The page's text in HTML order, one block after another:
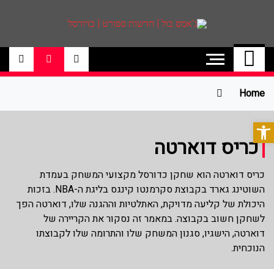
פתח סרגל נגישות
ג'אמפ בול | חדשות
ספורט | כדורסל
אתר גאמפ בול ישראל אתר חדשות ספורט
כדורסל האתר מסקר את ליגות הכדורסל
הטובות בעולם ליגת הנבא, ליגת העל
בכדורסל , יורוליג, ועוד. לפרטים היכנסו לאתר
Home
כריס דוארטה
כריס דוארטה הוא שחקן כדורסל מקצועי המשחק בעמדת
השוטינג גארד בקבוצת סקרמנטו קינגס בליגת ה-NBA. בזכות
היכולת של קליעה מדויקת, האתלטיות וההגנה שלו, דוארטה הפך
לשחקן חשוב בקבוצה. במאמר זה נסקור את הקריירה של
דוארטה, הישגיו, סגנון המשחק שלו והתרומה שלו לקבוצתו
הנוכחית.